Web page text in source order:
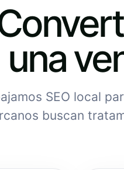
una
SEO local
buscan